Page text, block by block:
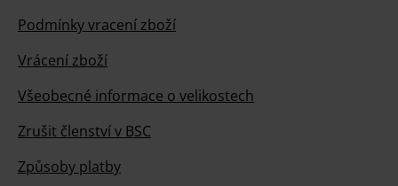
Podmínky vracení zboží
Vrácení zboží
Všeobecné informace o velikostech
Zrušit členství v BSC
Způsoby platby